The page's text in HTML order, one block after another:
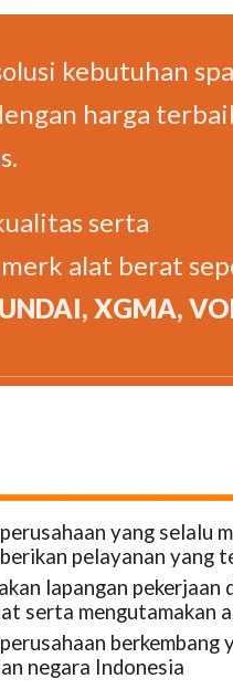
kebutuhan
harga
serta
alat berat
XGMA,
yang selalu
pelayanan yang
lapangan pekerjaan
serta mengutamakan
berkembang
negara Indonesia